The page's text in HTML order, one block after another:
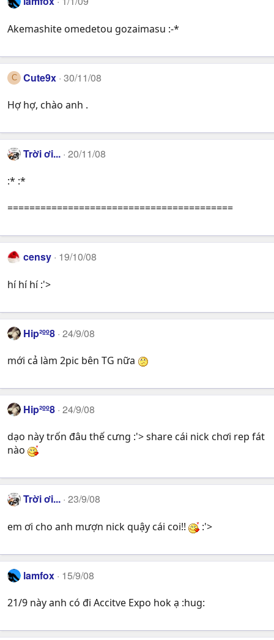
Akemashite omedetou gozaimasu :-*
C Cute9x 30/11/08
Hợ hợ, chào anh .
Trời ơi... 20/11/08
:* :*
=========================================
censy 19/10/08
hí hí hí :'>
Hip²ºº8 24/9/08
mới cả làm 2pic bên TG nữa
Hip²ºº8 24/9/08
dạo này trốn đâu thế cưng :'> share cái nick chơi rep fát
nào
Trời ơi... 23/9/08
em ơi cho anh mượn nick quậy cái coi!! :'>
lamfox 15/9/08
21/9 này anh có đi Accitve Expo hok ạ :hug: